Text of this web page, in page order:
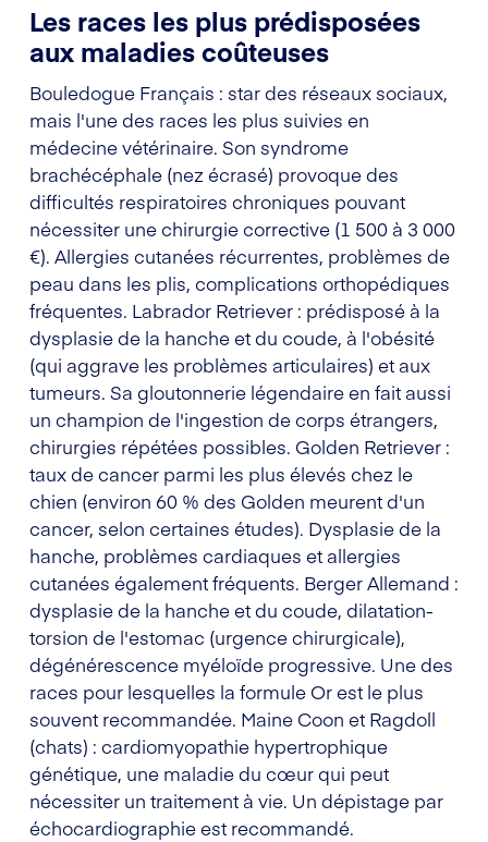
Les races les plus prédisposées
aux maladies coûteuses
Bouledogue Français : star des réseaux sociaux,
mais l'une des races les plus suivies en
médecine vétérinaire. Son syndrome
brachécéphale (nez écrasé) provoque des
difficultés respiratoires chroniques pouvant
nécessiter une chirurgie corrective (1 500 à 3 000
€). Allergies cutanées récurrentes, problèmes de
peau dans les plis, complications orthopédiques
fréquentes. Labrador Retriever : prédisposé à la
dysplasie de la hanche et du coude, à l'obésité
(qui aggrave les problèmes articulaires) et aux
tumeurs. Sa gloutonnerie légendaire en fait aussi
un champion de l'ingestion de corps étrangers,
chirurgies répétées possibles. Golden Retriever :
taux de cancer parmi les plus élevés chez le
chien (environ 60 % des Golden meurent d'un
cancer, selon certaines études). Dysplasie de la
hanche, problèmes cardiaques et allergies
cutanées également fréquents. Berger Allemand :
dysplasie de la hanche et du coude, dilatation-
torsion de l'estomac (urgence chirurgicale),
dégénérescence myéloïde progressive. Une des
races pour lesquelles la formule Or est le plus
souvent recommandée. Maine Coon et Ragdoll
(chats) : cardiomyopathie hypertrophique
génétique, une maladie du cœur qui peut
nécessiter un traitement à vie. Un dépistage par
échocardiographie est recommandé.